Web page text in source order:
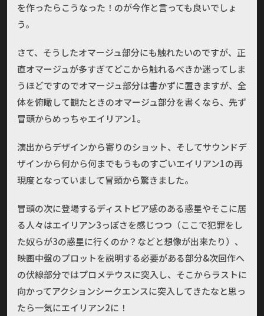
を作ったらこうなった！のが今作と言っても良いでしょ
う。
さて、そうしたオマージュ部分にも触れたいのですが、正
直オマージュが多すぎてどこから触れるべきか迷ってしま
うほどですのでオマージュ部分は書かずに置きますが、全
体を俯瞰して観たときのオマージュ部分を書くなら、先ず
冒頭からめっちゃエイリアン1。
演出からデザインから寄りのショット、そしてサウンドデ
ザインから何から何までもうものすごいエイリアン1の再
現度となっていまして冒頭から驚きました。
冒頭の次に登場するディストピア感のある惑星やそこに居
る人々はエイリアン3っぽさを感じつつ（ここで犯罪をし
た奴らが3の惑星に行くのか？などと想像が出来たり）、
映画中盤のプロットを説明する必要がある部分&次回作へ
の伏線部分ではプロメテウスに突入し、そこからラストに
向かってアクションシークエンスに突入してきたなと思っ
たら一気にエイリアン2に！